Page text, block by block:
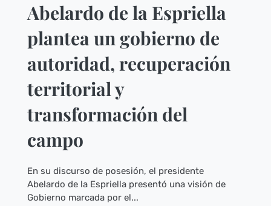
Abelardo de la Espriella
plantea un gobierno de
autoridad, recuperación
territorial y
transformación del
campo
En su discurso de posesión, el presidente
Abelardo de la Espriella presentó una visión de
Gobierno marcada por el...